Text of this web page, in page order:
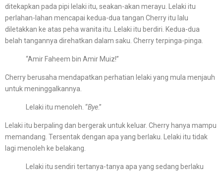
ditekapkan pada pipi lelaki itu, seakan-akan merayu. Lelaki itu
perlahan-lahan mencapai kedua-dua tangan Cherry itu lalu
diletakkan ke atas peha wanita itu. Lelaki itu berdiri. Kedua-dua
belah tangannya direhatkan dalam saku. Cherry terpinga-pinga.
“Amir Faheem bin Amir Muiz!”
Cherry berusaha mendapatkan perhatian lelaki yang mula menjauh
untuk meninggalkannya.
Lelaki itu menoleh. “Bye.”
Lelaki itu berpaling dan bergerak untuk keluar. Cherry hanya mampu
memandang. Tersentak dengan apa yang berlaku. Lelaki itu tidak
lagi menoleh ke belakang.
Lelaki itu sendiri tertanya-tanya apa yang sedang berlaku